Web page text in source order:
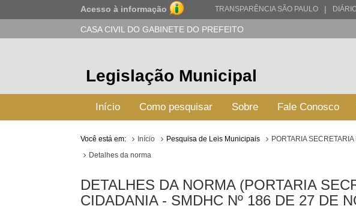
Acesso à informação TRANSPARÊNCIA SÃO PAULO |
CASA CIVIL DO GABINETE DO PREFEITO
Legislação Municipal
Início Como pesquisar Sobre Fale Conosco
Você está em: Início Pesquisa de Leis Municipais
PORTARIA
Detalhes da norma
DETALHES DA NORMA (PORTARIA
CIDADANIA - SMDHC Nº 186 DE 27 DE